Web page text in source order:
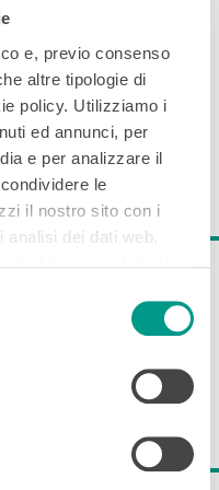
e, previo consenso
altre tipologie di
policy. Utilizziamo i
ed annunci, per
e per analizzare il
le
il nostro sito con i
dei dati web,
Chiudendo il banner
in assenza di
solo un
ad un
questo servizio
e aggiornato con le
servizio sarà
velocizzare e
effettuando e
sedi esterne come se
aggiuntive
in bolletta!